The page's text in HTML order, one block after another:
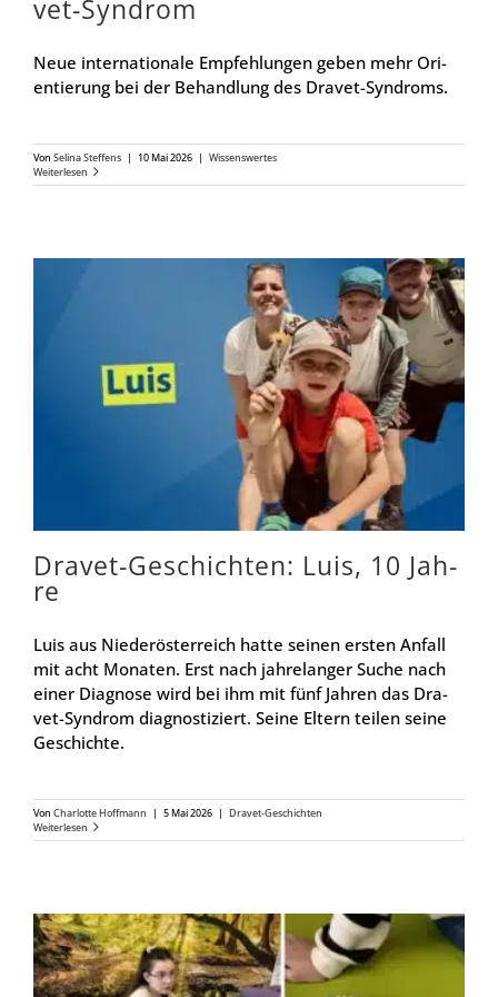
vet-Syn­­­drom
Neue inter­na­tio­na­le Emp­feh­lun­gen geben mehr Ori­
en­tie­rung bei der Behand­lung des Dra­vet-Syn­droms.
Von Seli­na Stef­fens | 10 Mai 2026 | Wis­sens­wer­tes
Wei­ter­le­sen
Dra­­vet-Geschich­­ten: Luis, 10 Jah­
re
Luis aus Nie­der­ös­ter­reich hat­te sei­nen ers­ten Anfall
mit acht Mona­ten. Erst nach jah­re­lan­ger Suche nach
einer Dia­gno­se wird bei ihm mit fünf Jah­ren das Dra­
vet-Syn­drom dia­gnos­ti­ziert. Sei­ne Eltern tei­len sei­ne
Geschich­te.
Von Char­lot­te Hoff­mann | 5 Mai 2026 | Dra­vet-Geschich­ten
Wei­ter­le­sen